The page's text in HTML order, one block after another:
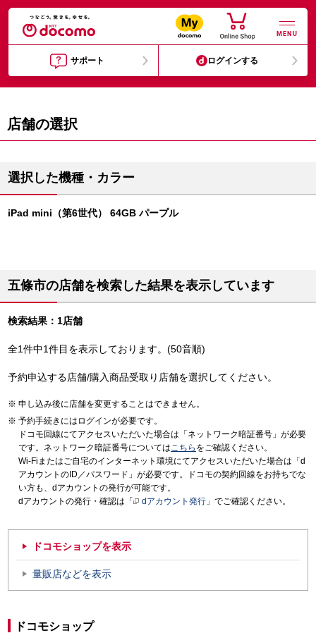
MENU
サポート ログインする
店舗の選択
選択した機種・カラー
iPad mini（第6世代） 64GB パープル
五條市の店舗を検索した結果を表示しています
検索結果：1店舗
全1件中1件目を表示しております。(50音順)
予約申込する店舗/購入商品受取り店舗を選択してください。
申し込み後に店舗を変更することはできません。
予約手続きにはログインが必要です。
ドコモ回線にてアクセスいただいた場合は「ネットワーク暗証番号」が必要
です。ネットワーク暗証番号についてはこちら をご確認ください。
Wi-Fiまたはご自宅のインターネット環境にてアクセスいただいた場合は「d
アカウントのID／パスワード」が必要です。ドコモの契約回線をお持ちでな
い方も、dアカウントの発行が可能です。
dアカウントの発行・確認は「
dアカウント発行 」でご確認ください。
ドコモショップを表示
量販店などを表示
ドコモショップ